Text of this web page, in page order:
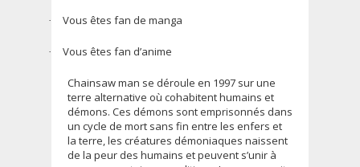
· Vous êtes fan de manga
· Vous êtes fan d’anime
Chainsaw man se déroule en 1997 sur une
terre alternative où cohabitent humains et
démons. Ces démons sont emprisonnés dans
un cycle de mort sans fin entre les enfers et
la terre, les créatures démoniaques naissent
de la peur des humains et peuvent s’unir à